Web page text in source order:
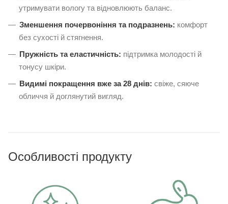
утримувати вологу та відновлюють баланс.
Зменшення почервоніння та подразнень: комфорт
без сухості й стягнення.
Пружність та еластичність: підтримка молодості й
тонусу шкіри.
Видимі покращення вже за 28 днів: свіже, сяюче
обличчя й доглянутий вигляд.
Особливості продукту